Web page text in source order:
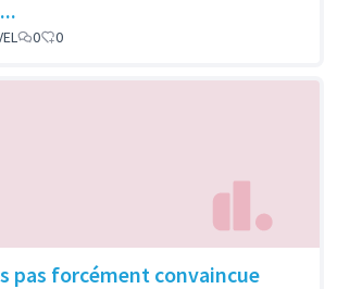
0 0
pas forcément convaincue